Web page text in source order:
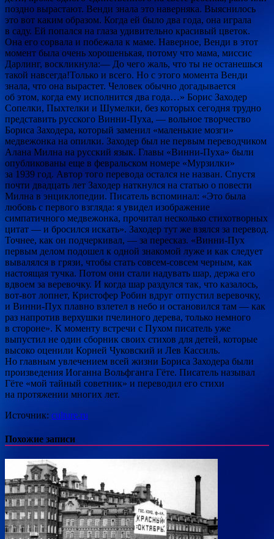
поздно вырастают. Венди знала это наверняка. Выяснилось
это вот каким образом. Когда ей было два года, она играла
в саду. Ей попался на глаза удивительно красивый цветок.
Она его сорвала и побежала к маме. Наверное, Венди в этот
момент была очень хорошенькая, потому что мама, миссис
Дарлинг, воскликнула:— До чего жаль, что ты не останешься
такой навсегда!Только и всего. Но с этого момента Венди
знала, что она вырастет. Человек обычно догадывается
об этом, когда ему исполнится два года…» Борис Заходер
Сопелки, Пыхтелки и Шумелки, без которых сегодня трудно
представить русского Винни-Пуха, — вольное творчество
Бориса Заходера, который заменил «маленькие мозги»
медвежонка на опилки. Заходер был не первым переводчиком
Алана Милна на русский язык. Главы «Винни-Пуха» были
опубликованы еще в февральском номере «Мурзилки»
за 1939 год. Автор того перевода остался не назван. Спустя
почти двадцать лет Заходер наткнулся на статью о повести
Милна в энциклопедии. Писатель вспоминал: «Это была
любовь с первого взгляда: я увидел изображение
симпатичного медвежонка, прочитал несколько стихотворных
цитат — и бросился искать». Заходер тут же взялся за перевод.
Точнее, как он подчеркивал, — за пересказ. «Винни-Пух
первым делом подошел к одной знакомой луже и как следует
вывалялся в грязи, чтобы стать совсем-совсем черным, как
настоящая тучка. Потом они стали надувать шар, держа его
вдвоем за веревочку. И когда шар раздулся так, что казалось,
вот-вот лопнет, Кристофер Робин вдруг отпустил веревочку,
и Винни-Пух плавно взлетел в небо и остановился там — как
раз напротив верхушки пчелиного дерева, только немного
в стороне». К моменту встречи с Пухом писатель уже
выпустил не один сборник своих стихов для детей, которые
высоко оценили Корней Чуковский и Лев Кассиль.
Но главным увлечением всей жизни Бориса Заходера были
произведения Иоганна Вольфганга Гёте. Писатель называл
Гёте «мой тайный советник» и переводил его стихи
на протяжении многих лет.
Источник: culture.ru
Похожие записи